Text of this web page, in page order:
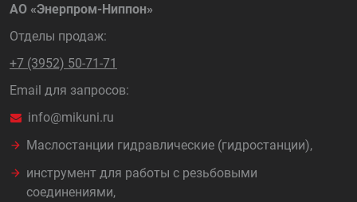
АО «Энерпром-Ниппон»
Отделы продаж:
+7 (3952) 50-71-71
Email для запросов:
info@mikuni.ru
Маслостанции гидравлические (гидростанции),
инструмент для работы с резьбовыми
соединениями,